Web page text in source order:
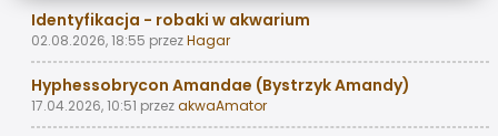
Identyfikacja - robaki w akwarium
02.08.2026, 18:55 przezHagar
Hyphessobrycon Amandae (Bystrzyk Amandy)
17.04.2026, 10:51 przezakwaAmator